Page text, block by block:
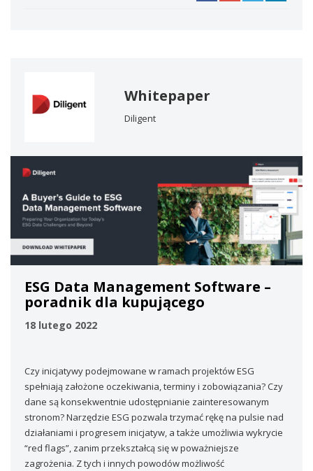
Whitepaper
Diligent
ESG Data Management Software –
poradnik dla kupującego
18 lutego 2022
Czy inicjatywy podejmowane w ramach projektów ESG
spełniają założone oczekiwania, terminy i zobowiązania? Czy
dane są konsekwentnie udostępnianie zainteresowanym
stronom? Narzędzie ESG pozwala trzymać rękę na pulsie nad
działaniami i progresem inicjatyw, a także umożliwia wykrycie
“red flags”, zanim przekształcą się w poważniejsze
zagrożenia. Z tych i innych powodów możliwość